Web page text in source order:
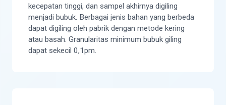
kecepatan tinggi, dan sampel akhirnya digiling
menjadi bubuk. Berbagai jenis bahan yang berbeda
dapat digiling oleh pabrik dengan metode kering
atau basah. Granularitas minimum bubuk giling
dapat sekecil 0,1pm.